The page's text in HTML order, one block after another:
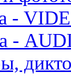
-
-